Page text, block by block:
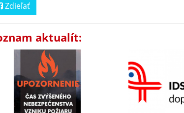
Zdieľať
aktualít: